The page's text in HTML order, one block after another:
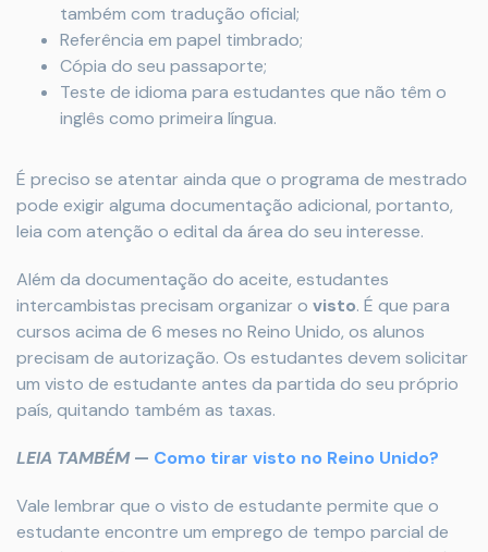
também com tradução oficial;
Referência em papel timbrado;
Cópia do seu passaporte;
Teste de idioma para estudantes que não têm o
inglês como primeira língua.
É preciso se atentar ainda que o programa de mestrado
pode exigir alguma documentação adicional, portanto,
leia com atenção o edital da área do seu interesse.
Além da documentação do aceite, estudantes
intercambistas precisam organizar o visto. É que para
cursos acima de 6 meses no Reino Unido, os alunos
precisam de autorização. Os estudantes devem solicitar
um visto de estudante antes da partida do seu próprio
país, quitando também as taxas.
LEIA TAMBÉM— Como tirar visto no Reino Unido?
Vale lembrar que o visto de estudante permite que o
estudante encontre um emprego de tempo parcial de